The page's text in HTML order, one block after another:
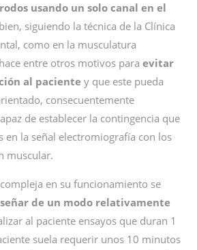
usando un solo canal en el
siguiendo la técnica de la Clínica
como en la musculatura
entre otros motivos para evitar
al paciente y que este pueda
consecuentemente
de establecer la contingencia que
en la señal electromiografía con los
muscular.
en su funcionamiento se
de un modo relativamente
al paciente ensayos que duran 1
suela requerir unos 10 minutos